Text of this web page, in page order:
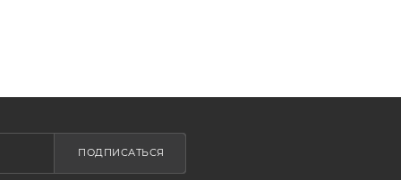
ПОДПИСАТЬСЯ